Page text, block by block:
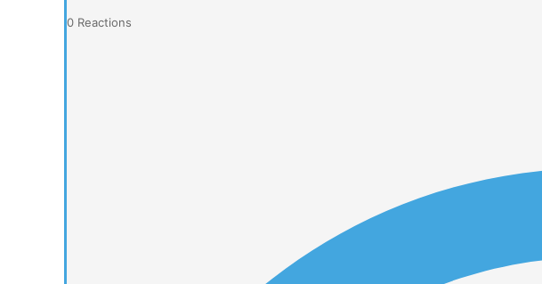
0 Reactions